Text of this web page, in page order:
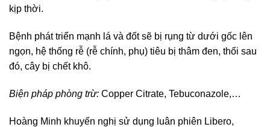
kịp thời.
Bệnh phát triển mạnh lá và đốt sẽ bị rụng từ dưới gốc lên
ngọn, hệ thống rễ (rễ chính, phụ) tiêu bị thâm đen, thối sau
đó, cây bị chết khô.
Biện pháp phòng trừ: Copper Citrate, Tebuconazole,…
Hoàng Minh khuyến nghị sử dụng luân phiên Libero,